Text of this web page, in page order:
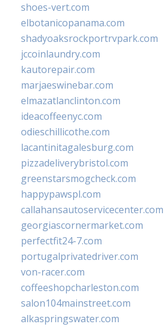
shoes-vert.com
elbotanicopanama.com
shadyoaksrockportrvpark.com
jccoinlaundry.com
kautorepair.com
marjaeswinebar.com
elmazatlanclinton.com
ideacoffeenyc.com
odieschillicothe.com
lacantinitagalesburg.com
pizzadeliverybristol.com
greenstarsmogcheck.com
happypawspl.com
callahansautoservicecenter.com
georgiascornermarket.com
perfectfit24-7.com
portugalprivatedriver.com
von-racer.com
coffeeshopcharleston.com
salon104mainstreet.com
alkaspringswater.com